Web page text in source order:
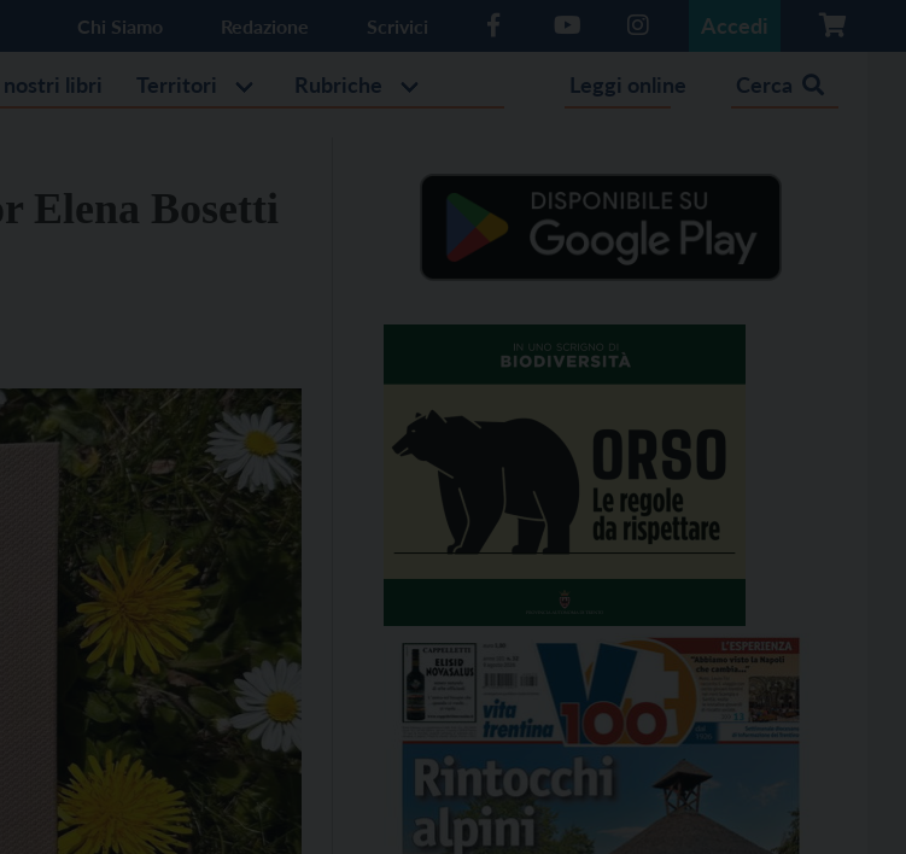
Chi Siamo Redazione Scrivici Accedi
nostri libri Territori Rubriche Leggi online Cerca
Elena Bosetti